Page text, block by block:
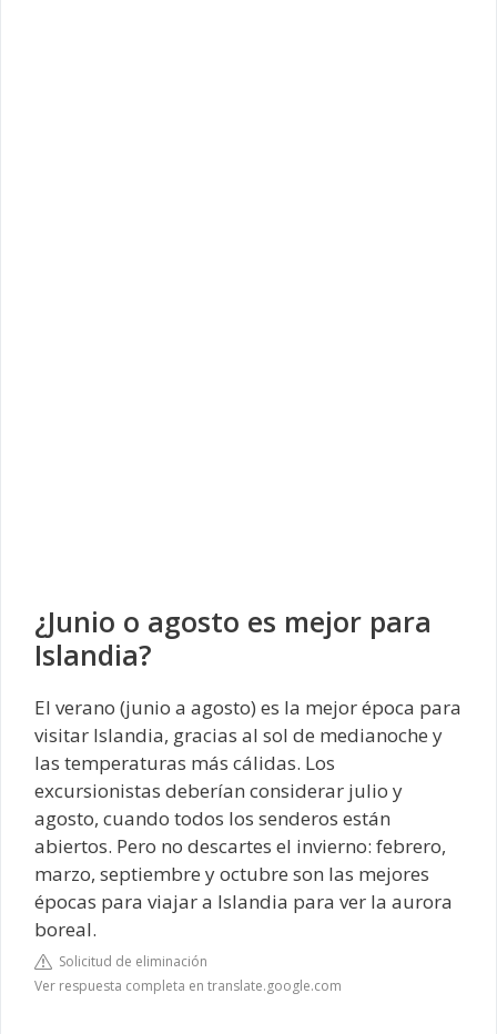
¿Junio ​​o agosto es mejor para
Islandia?
El verano (junio a agosto) es la mejor época para
visitar Islandia, gracias al sol de medianoche y
las temperaturas más cálidas. Los
excursionistas deberían considerar julio y
agosto, cuando todos los senderos están
abiertos. Pero no descartes el invierno: febrero,
marzo, septiembre y octubre son las mejores
épocas para viajar a Islandia para ver la aurora
boreal.
Solicitud de eliminación
Ver respuesta completa en translate.google.com